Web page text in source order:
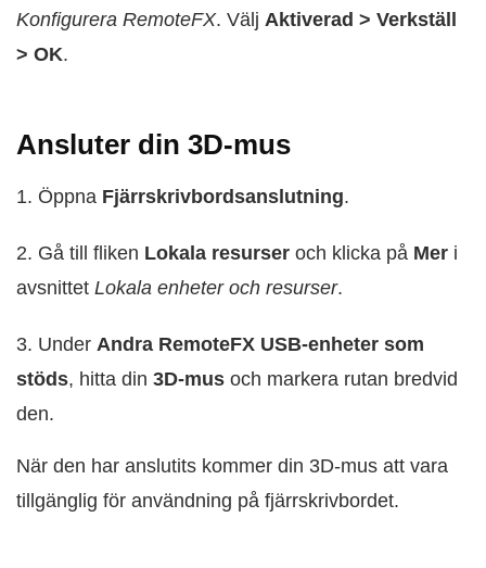
Konfigurera RemoteFX. Välj Aktiverad > Verkställ
> OK.
Ansluter din 3D-mus
1. Öppna Fjärrskrivbordsanslutning.
2. Gå till fliken Lokala resurser och klicka på Mer i
avsnittet Lokala enheter och resurser.
3. Under Andra RemoteFX USB-enheter som
stöds, hitta din 3D-mus och markera rutan bredvid
den.
När den har anslutits kommer din 3D-mus att vara
tillgänglig för användning på fjärrskrivbordet.